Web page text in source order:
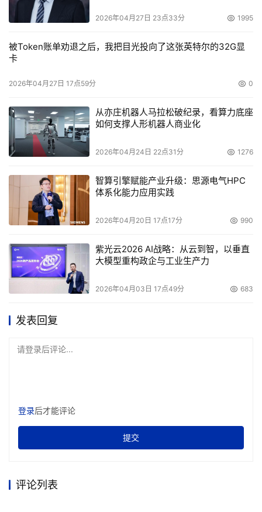
2026年04月27日 23点33分 1995
被Token账单劝退之后，我把目光投向了这张英特尔的32G显
卡
2026年04月27日 17点59分 0
从亦庄机器人马拉松破纪录，看算力底座
如何支撑人形机器人商业化
2026年04月24日 22点31分 1276
智算引擎赋能产业升级：思源电气HPC
体系化能力应用实践
2026年04月20日 17点17分 990
紫光云2026 AI战略：从云到智，以垂直
大模型重构政企与工业生产力
2026年04月03日 17点49分 683
发表回复
请登录后评论...
登录后才能评论
提交
评论列表